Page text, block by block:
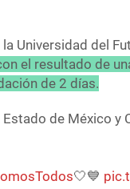
Universidad del
el resultado de
de 2 días.
de México y
🤍💙